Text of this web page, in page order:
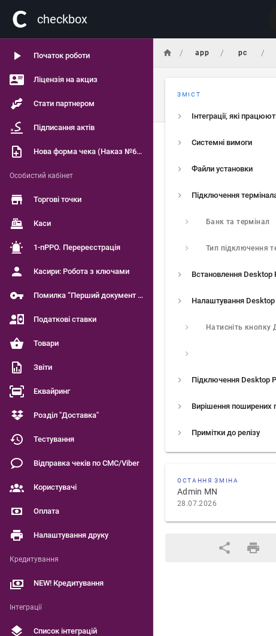
сheckbox
Початок роботи
Ліцензія на акциз
Стати партнером
Підписання актів
Нова форма чека (Наказ №601)
Особистий кабінет
Торгові точки
Каси
1-пРРО. Перереєстрація
Касири: Робота з ключами
Помилка “Перший документ є чинним”
Податкові ставки
Товари
Звіти
Еквайринг
Розділ "Доставка"
Тестування
Відправка чеків по СМС/Viber
Користувачі
Оплата
Налаштування друку
Кредитування
NEW! Кредитування
Інтеграції
Список інтеграцій
/ app / pc /
ЗМІСТ
Системні вимоги
Файли установки
Банк та термінал
Примітки до релізу
ОСТАННЯ ЗМІНА
Admin MN
28.07.2026